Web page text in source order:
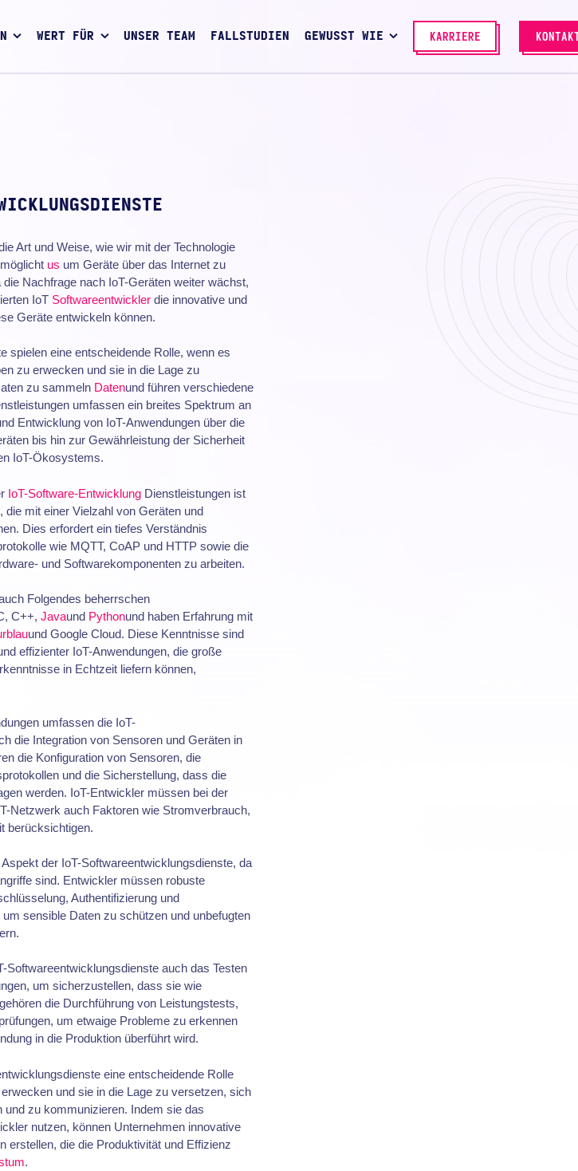
WERT FÜR UNSER TEAM FALLSTUDIEN GEWUSST WIE KARRIERE
Art und Weise, wie wir mit der Technologie
us um Geräte über das Internet zu
Nachfrage nach IoT-Geräten weiter wächst,
IoT Softwareentwicklerdie innovative und
Geräte entwickeln können.
spielen eine entscheidende Rolle, wenn es
zu erwecken und sie in die Lage zu
zu sammeln Datenund führen verschiedene
umfassen ein breites Spektrum an
Entwicklung von IoT-Anwendungen über die
bis hin zur Gewährleistung der Sicherheit
IoT-Ökosystems.
IoT-Software-EntwicklungDienstleistungen ist
die mit einer Vielzahl von Geräten und
Dies erfordert ein tiefes Verständnis
wie MQTT, CoAP und HTTP sowie die
und Softwarekomponenten zu arbeiten.
Folgendes beherrschen
C++, Javaund Pythonund haben Erfahrung mit
und Google Cloud. Diese Kenntnisse sind
effizienter IoT-Anwendungen, die große
in Echtzeit liefern können,
umfassen die IoT-
die Integration von Sensoren und Geräten in
die Konfiguration von Sensoren, die
und die Sicherstellung, dass die
werden. IoT-Entwickler müssen bei der
Netzwerk auch Faktoren wie Stromverbrauch,
berücksichtigen.
der IoT-Softwareentwicklungsdienste, da
sind. Entwickler müssen robuste
Authentifizierung und
sensible Daten zu schützen und unbefugten
Softwareentwicklungsdienste auch das Testen
um sicherzustellen, dass sie wie
die Durchführung von Leistungstests,
um etwaige Probleme zu erkennen
in die Produktion überführt wird.
eine entscheidende Rolle
und sie in die Lage zu versetzen, sich
und zu kommunizieren. Indem sie das
nutzen, können Unternehmen innovative
erstellen, die die Produktivität und Effizienz
.